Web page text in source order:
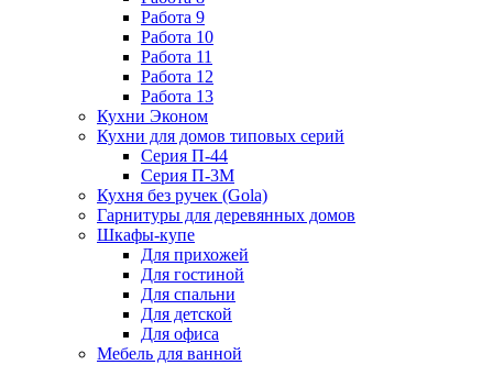
Работа 9
Работа 10
Работа 11
Работа 12
Работа 13
Кухни Эконом
Кухни для домов типовых серий
Серия П-44
Серия П-3М
Кухня без ручек (Gola)
Гарнитуры для деревянных домов
Шкафы-купе
Для прихожей
Для гостиной
Для спальни
Для детской
Для офиса
Мебель для ванной